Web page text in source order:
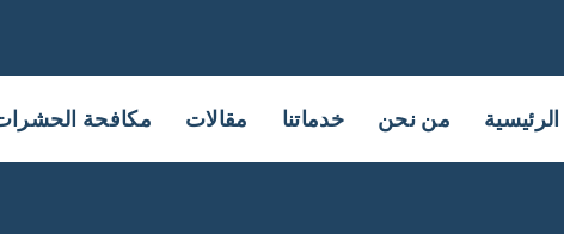
الرئيسية من نحن خدماتنا مقالات مكافحة